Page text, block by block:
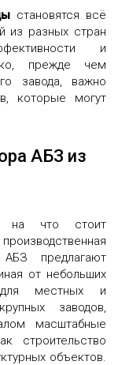
становятся всё
из разных стран
и
прежде чем
завода, важно
которые могут
АБЗ из
на что стоит
предлагают
от небольших
для местных и
заводов,
масштабные
строительство
объектов.